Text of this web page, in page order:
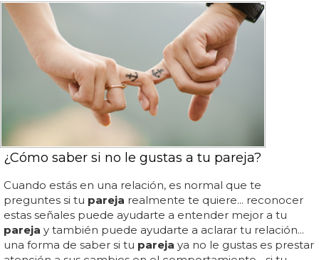
¿Cómo saber si no le gustas a tu pareja?
Cuando estás en una relación, es normal que te
preguntes si tu pareja realmente te quiere... reconocer
estas señales puede ayudarte a entender mejor a tu
pareja y también puede ayudarte a aclarar tu relación...
una forma de saber si tu pareja ya no le gustas es prestar